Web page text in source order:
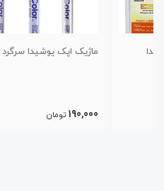
ماژیک اپک یوشیدا سرگرد ۵ میل
تومان